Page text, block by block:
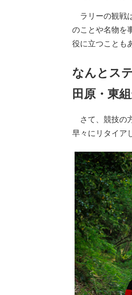
ラリーの観戦
のことや名物を
役に立つことも
なんとス
田原・東
さて、競技の
早々にリタイア